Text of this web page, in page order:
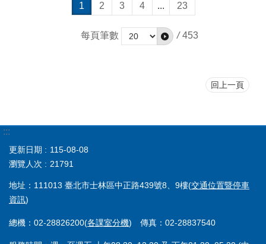
1 2 3 4 ... 23
每頁筆數 / 453
回上一頁
:::
更新日期
115-08-08
瀏覽人次
21791
地址：111013 臺北市士林區中正路439號8、9樓(交通位置暨停車
資訊)
總機：02-28826200(各課室分機) 傳真：02-28837540